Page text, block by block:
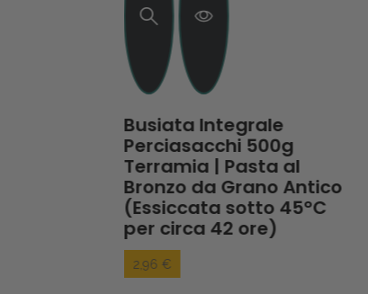
Busiata Integrale
Perciasacchi 500g
Terramia | Pasta al
Bronzo da Grano Antico
(Essiccata sotto 45°C
per circa 42 ore)
2,96 €